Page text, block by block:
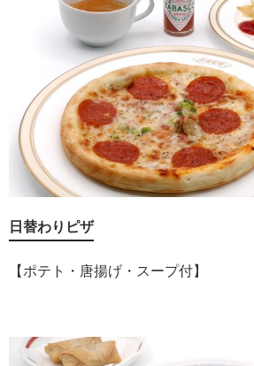
日替わりピザ
【ポテト・唐揚げ・スープ付】